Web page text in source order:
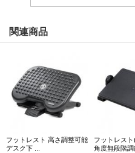
関連商品
フットレスト 高さ調整可能
デスク下 ...
フットレスト
角度無段階調